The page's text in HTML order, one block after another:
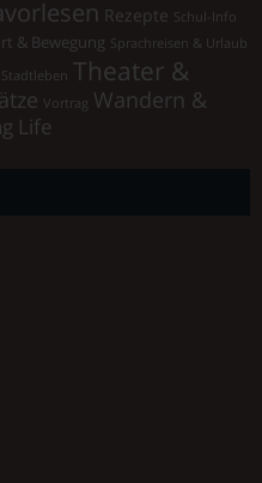
Rezepte Schul-Info
& Bewegung Sprachreisen & Urlaub
Stadtleben Theater &
Vortrag Wandern &
Life